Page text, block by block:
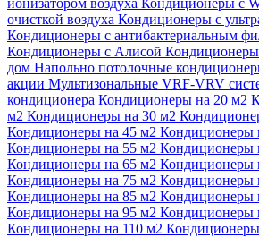
ионизатором воздуха Кондиционеры с
очисткой воздуха Кондиционеры с
Кондиционеры с антибактериальным
Кондиционеры с Алисой
дом Напольно потолочные
акции Мультизональные VRF-VRV
кондиционера Кондиционеры на 20 м2
м2 Кондиционеры на 30 м2
Кондиционеры на 45 м2 Кондиционеры
Кондиционеры на 55 м2 Кондиционеры
Кондиционеры на 65 м2 Кондиционеры
Кондиционеры на 75 м2 Кондиционеры
Кондиционеры на 85 м2 Кондиционеры
Кондиционеры на 95 м2 Кондиционеры
Кондиционеры на 110 м2